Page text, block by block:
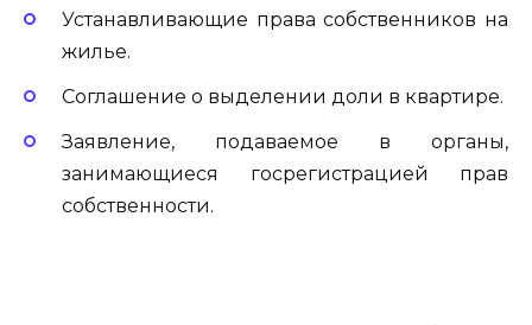
Устанавливающие права собственников на
жилье.
Соглашение о выделении доли в квартире.
Заявление, подаваемое в органы,
занимающиеся госрегистрацией прав
собственности.